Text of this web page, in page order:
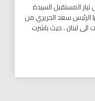
المستقبل السيدة
الرئيس سعد الحريري من
الى لبنان ، حيث باشرت